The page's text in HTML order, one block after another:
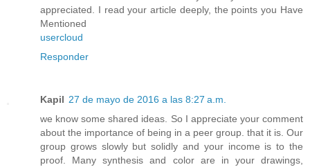
appreciated. I read your article deeply, the points you Have
Mentioned
usercloud
Responder
Kapil 27 de mayo de 2016 a las 8:27 a.m.
we know some shared ideas. So I appreciate your comment
about the importance of being in a peer group. that it is. Our
group grows slowly but solidly and your income is to the
proof. Many synthesis and color are in your drawings,